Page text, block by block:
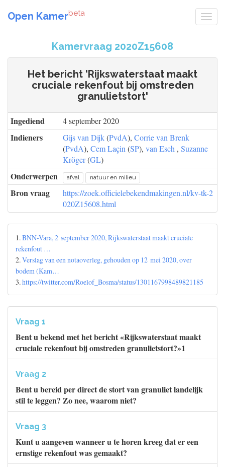
Open Kamerbeta
Kamervraag 2020Z15608
Het bericht 'Rijkswaterstaat maakt
cruciale rekenfout bij omstreden
granulietstort'
Ingediend 4 september 2020
Indieners Gijs van Dijk(PvdA), Corrie van Brenk
(PvdA), Cem Laçin (SP), van Esch , Suzanne
Kröger(GL)
Onderwerpen afval natuur en milieu
Bron vraag
https://zoek.officielebekendmakingen.nl/kv-tk-2
020Z15608.html
1.BNN-Vara, 2 september 2020, Rijkswaterstaat maakt cruciale
rekenfout …
2.Verslag van een notaoverleg, gehouden op 12 mei 2020, over
bodem (Kam…
3.https://twitter.com/Roelof_Bosma/status/1301167998489821185
Vraag 1
Bent u bekend met het bericht «Rijkswaterstaat maakt
cruciale rekenfout bij omstreden granulietstort?»1
Vraag 2
Bent u bereid per direct de stort van granuliet landelijk
stil te leggen? Zo nee, waarom niet?
Vraag 3
Kunt u aangeven wanneer u te horen kreeg dat er een
ernstige rekenfout was gemaakt?